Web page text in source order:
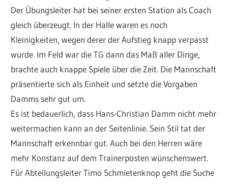
Der Übungsleiter hat bei seiner ersten Station als Coach
gleich überzeugt. In der Halle waren es noch
Kleinigkeiten, wegen derer der Aufstieg knapp verpasst
wurde. Im Feld war die TG dann das Maß aller Dinge,
brachte auch knappe Spiele über die Zeit. Die Mannschaft
präsentierte sich als Einheit und setzte die Vorgaben
Damms sehr gut um.
Es ist bedauerlich, dass Hans-Christian Damm nicht mehr
weitermachen kann an der Seitenlinie. Sein Stil tat der
Mannschaft erkennbar gut. Auch bei den Herren wäre
mehr Konstanz auf dem Trainerposten wünschenswert.
Für Abteilungsleiter Timo Schmietenknop geht die Suche